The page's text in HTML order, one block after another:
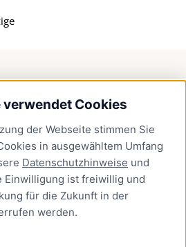
verwendet Cookies
der Webseite stimmen Sie
in ausgewähltem Umfang
Datenschutzhinweise und
Einwilligung ist freiwillig und
für die Zukunft in der
werden.